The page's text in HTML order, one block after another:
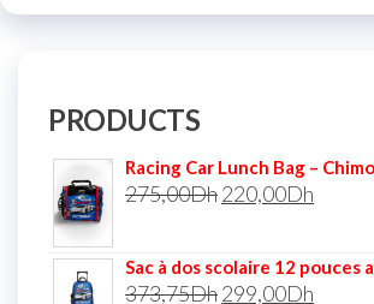
PRODUCTS
Racing Car Lunch Bag –
275,00Dh220,00Dh
Sac à dos scolaire 12 pouces
373,75Dh299,00Dh